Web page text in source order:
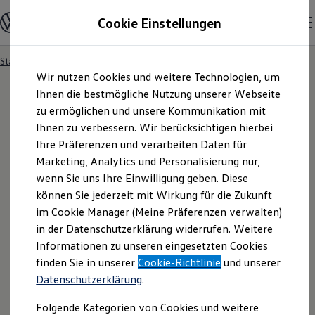
Hauptinhalt
springen
Footer
springen
Modelle und Konfigurator
Konfigurator
Modelle vergleichen
Elektroautos
ENERGY Sondermodelle
Nutzfahrzeuge
SUV und CUV
Familienautos
Kombis
Kompaktwagen
Sportwagen
Schnell verfügbare Fahrzeuge
Angebote und Produkte
Aktuelle Angebote
E-Auto-Förderung
Volkswagen Marktplatz
Die ENERGY Sondermodelle
Junge Gebrauchtwagen und Gebrauchtwagen
Volkswagen Zertifizierte Gebrauchtwagen
Elektromobilität bei Gebrauchtwagen
Saisonangebote
Startseite
Informationen zur
Barrierefreiheit
Volkswagen
steht für die moderne Mobilität von
Fortbewegung revolutioniert hat, hat das Internet
Cookie Einstellungen
Wir nutzen Cookies und weitere Technologien, um
Ihnen die bestmögliche Nutzung unserer Webseite
zu ermöglichen und unsere Kommunikation mit
Ihnen zu verbessern. Wir berücksichtigen hierbei
Ihre Präferenzen und verarbeiten Daten für
Marketing, Analytics und Personalisierung nur,
wenn Sie uns Ihre Einwilligung geben. Diese
können Sie jederzeit mit Wirkung für die Zukunft
im Cookie Manager (Meine Präferenzen verwalten)
in der Datenschutzerklärung widerrufen. Weitere
Informationen zu unseren eingesetzten Cookies
finden Sie in unsererCookie-Richtlinie und unserer
Datenschutzerklärung.
Folgende Kategorien von Cookies und weitere